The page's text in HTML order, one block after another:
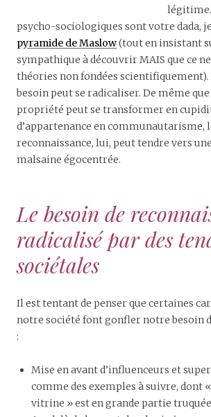
psycho-sociologiques sont votre dada,
pyramide de Maslow(tout en insistant
sympathique à découvrir MAIS que ce
théories non fondées
besoin peut se radicaliser. De même
propriété peut se transformer en
d’appartenance en communautarisme,
reconnaissance, lui, peut tendre vers
malsaine égocentrée.
Le besoin de
radicalisé par des
sociétales
Il est tentant de penser que certaines
notre société font gonfler notre besoin
:
Mise en avant d’influenceurs et
comme des exemples à suivre, dont
vitrine » est en grande partie